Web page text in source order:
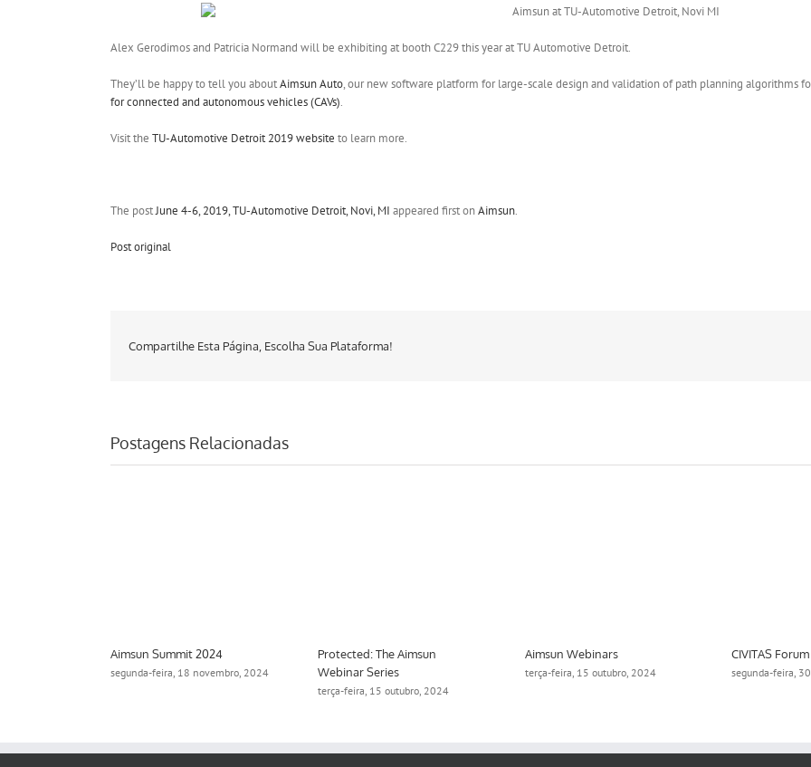
Alex Gerodimos and Patricia Normand will be exhibiting at booth C229 this year at TU Automotive Detroit.
They’ll be happy to tell you aboutAimsun Auto, our new software platform for large-scale design and validation of path planning algorithms
for connected and autonomous vehicles (CAVs).
Visit the TU-Automotive Detroit 2019 website to learn more.
The postJune 4-6, 2019, TU-Automotive Detroit, Novi, MI appeared first onAimsun.
Post original
Compartilhe Esta Página, Escolha Sua Plataforma!
Postagens Relacionadas
Aimsun Summit 2024
segunda-feira, 18 novembro, 2024
Protected: The Aimsun
Webinar Series
terça-feira, 15 outubro, 2024
Aimsun Webinars
terça-feira, 15 outubro, 2024
CIVITAS
segunda-feira,